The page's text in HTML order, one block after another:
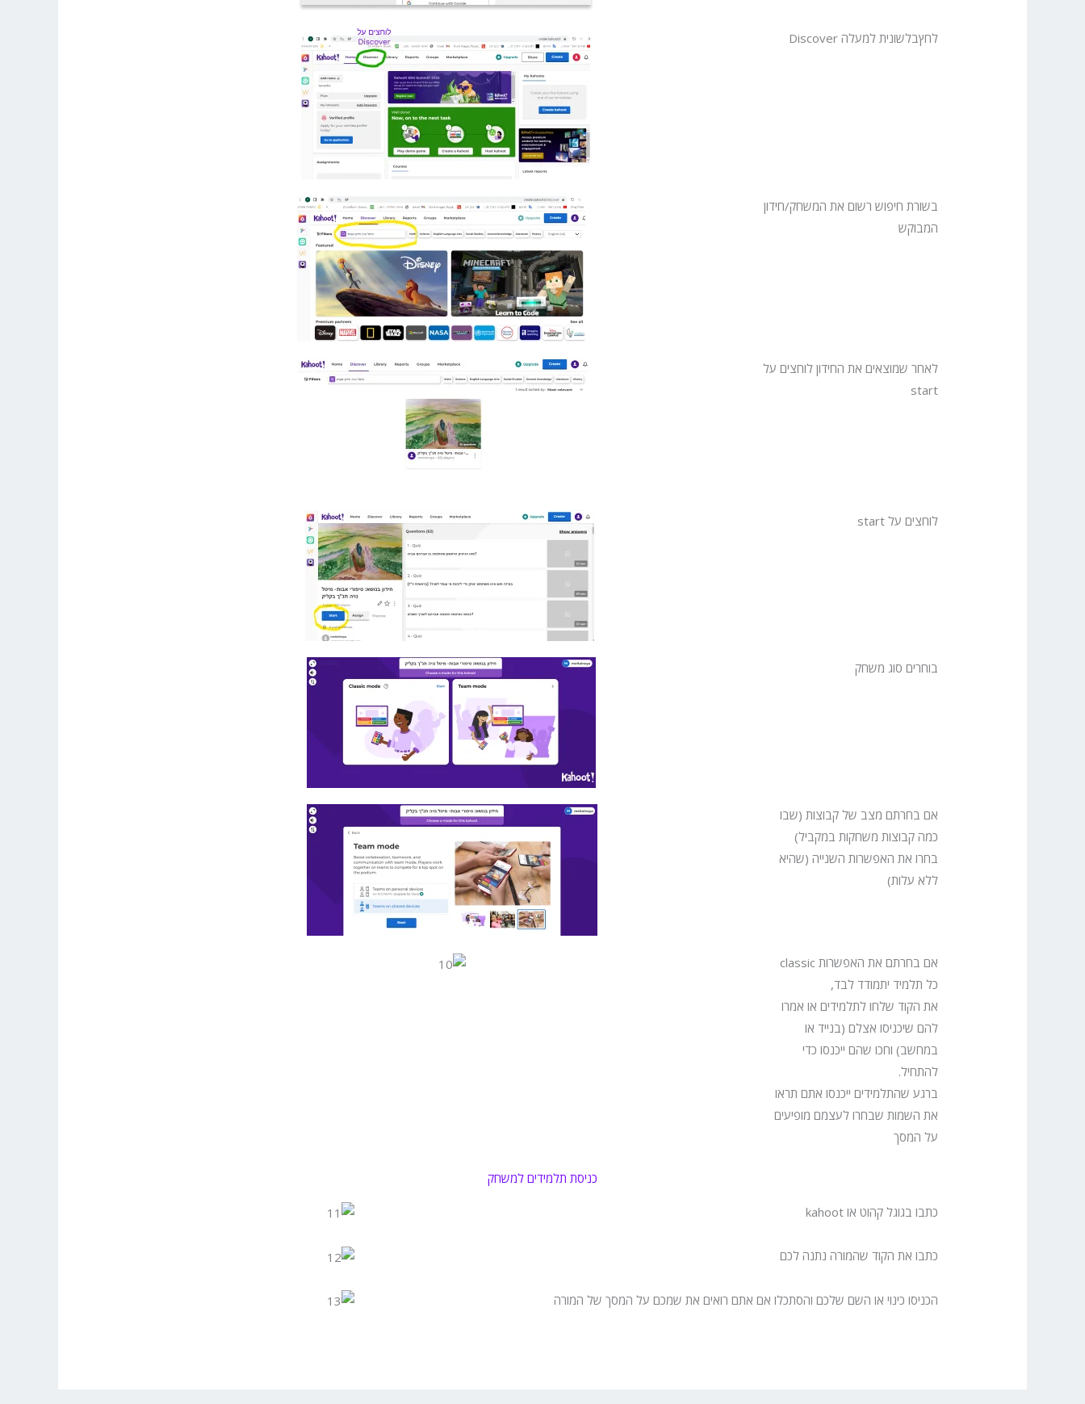
לחץבלשונית למעלה Discover
בשורת חיפוש רשום את המשחק/חידון
המבוקש
לאחר שמוצאים את החידון לוחצים על
start
לוחצים על start
בוחרים סוג משחק
אם בחרתם מצב של קבוצות (שבו
כמה קבוצות משחקות במקביל)
בחרו את האפשרות השנייה (שהיא
ללא עלות)
אם בחרתם את האפשרות classic
כל תלמיד יתמודד לבד,
את הקוד שלחו לתלמידים או אמרו
להם שיכניסו אצלם (בנייד או
במחשב) וחכו שהם ייכנסו כדי
להתחיל.
ברגע שהתלמידים ייכנסו אתם תראו
את השמות שבחרו לעצמם מופיעים
על המסך
כניסת תלמידים למשחק
כתבו בגוגל קהוט או kahoot
כתבו את הקוד שהמורה נתנה לכם
הכניסו כינוי או השם שלכם והסתכלו אם אתם רואים את שמכם על המסך של המורה